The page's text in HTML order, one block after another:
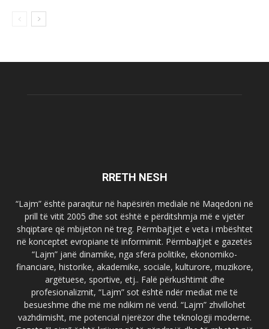
RRETH NESH
“Lajm” është paraqitur në hapësirën mediale në Maqedoni në
prill të vitit 2005 dhe sot është e përditshmja më e vjetër
shqiptare që mbijeton në treg. Përmbajtjet e veta i mbështet
në konceptet evropiane të informimit. Përmbajtjet e gazetës
“Lajm” janë dinamike, nga sfera politike, ekonomiko-
financiare, historike, akademike, sociale, kulturore, muzikore,
argëtuese, sportive, etj.. Falë përkushtimit dhe
profesionalizmit, “Lajm” sot është ndër mediat më të
besueshme dhe më me ndikim në vend. “Lajm” zhvillohet
vazhdimisht, me potencial njerëzor dhe teknologji moderne.